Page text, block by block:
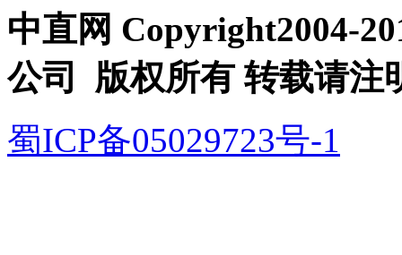
中直网 Copyright2004-
公司 版权所有 转载请注
蜀ICP备05029723号-1